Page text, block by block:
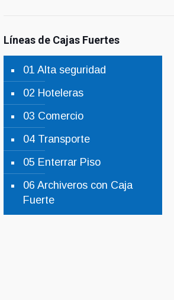
Líneas de Cajas Fuertes
01 Alta seguridad
02 Hoteleras
03 Comercio
04 Transporte
05 Enterrar Piso
06 Archiveros con Caja
Fuerte